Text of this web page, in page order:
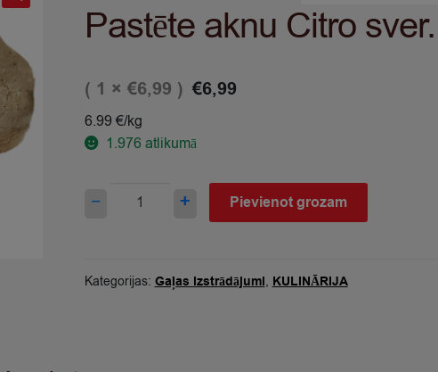
Pastēte aknu Citro sver.
€6,99
( 1 × €6,99 )
6.99 €/kg
1.976 atlikumā
−
Pastēte
quantity
+ Pievienot grozam
Kategorijas: Gaļas izstrādājumi, KULINĀRIJA